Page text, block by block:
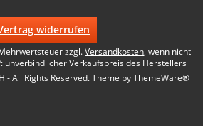
widerrufen
zzgl.Versandkosten, wenn nicht
unverbindlicher Verkaufspreis des Herstellers
- All Rights Reserved. Theme byThemeWare®